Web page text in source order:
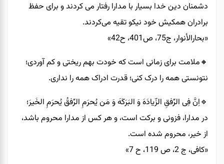
دشمنان دین خدا بسیار با مدارا رفتار می کردند و برای حفظ
برادران همکیش خود نیکو تقیه می‌کردند.
«بحارالأنوار، ج75، ص401، ح42»
🔸️ملامت برای زمانی است که خودت بهم ریختی و کم آوردی؛
نتونستی همه را درک کنی؛ قدرت ادراک همه را نداری.
🔹️اِنَّ فِی الرِّفقِ الزّیادَهَ وَ البَرَکَهَ وَ مَن یُحرَمِ الرِّفقُ یُحرَمِ الخَیرَ؛
در مدارا، فزونی و برکت است، و هر کس از مدارا محروم باشد،
از خیر، محروم شده است.
«کافی، ج 2، ص 119، ح 7»